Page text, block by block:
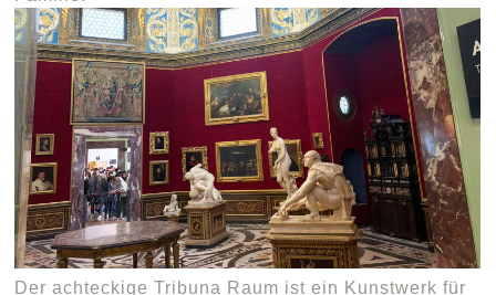
Der achteckige Tribuna Raum ist ein Kunstwerk für